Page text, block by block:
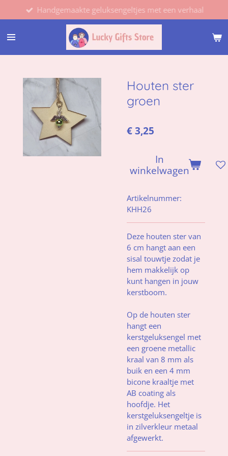
direct
naar
hoofdinhoud
Handgemaakte geluksengeltjes met een verhaal
Houten ster
groen
€ 3,25
In
winkelwagen
Artikelnummer:
KHH26
Deze houten ster van
6 cm hangt aan een
sisal touwtje zodat je
hem makkelijk op
kunt hangen in jouw
kerstboom.
Op de houten ster
hangt een
kerstgeluksengel met
een groene metallic
kraal van 8 mm als
buik en een 4 mm
bicone kraaltje met
AB coating als
hoofdje. Het
kerstgeluksengeltje is
in zilverkleur metaal
afgewerkt.